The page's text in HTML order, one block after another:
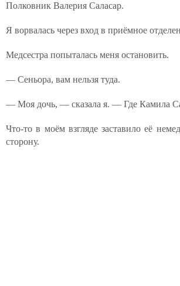
Полковник Валерия Саласар.
Я ворвалась через вход в приёмное
Медсестра попыталась меня остановить.
— Сеньора, вам нельзя туда.
— Моя дочь, — сказала я. — Где Камила
Что-то в моём взгляде заставило её
сторону.